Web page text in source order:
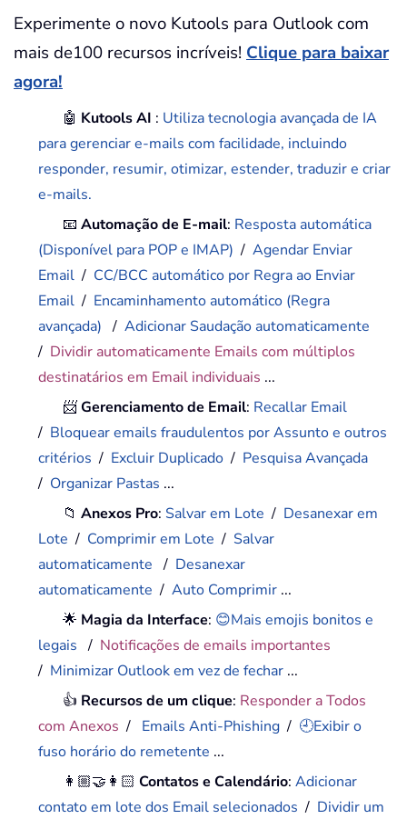
Experimente o novo Kutools para Outlook com
mais de100 recursos incríveis! Clique para baixar
agora!
🤖 Kutools AI : Utiliza tecnologia avançada de IA
para gerenciar e-mails com facilidade, incluindo
responder, resumir, otimizar, estender, traduzir e criar
e-mails.
📧Automação de E-mail: Resposta automática
(Disponível para POP e IMAP) /Agendar Enviar
Email / CC/BCC automático por Regra ao Enviar
Email / Encaminhamento automático (Regra
avançada) /Adicionar Saudação automaticamente
/ Dividir automaticamente Emails com múltiplos
destinatários em Email individuais ...
📨Gerenciamento de Email: Recallar Email
/ Bloquear emails fraudulentos por Assunto e outros
critérios / Excluir Duplicado / Pesquisa Avançada
/ Organizar Pastas ...
📁Anexos Pro: Salvar em Lote / Desanexar em
Lote / Comprimir em Lote / Salvar
automaticamente / Desanexar
automaticamente /Auto Comprimir ...
🌟 Magia da Interface: 😊Mais emojis bonitos e
legais / Notificações de emails importantes
/ Minimizar Outlook em vez de fechar ...
👍 Recursos de um clique: Responder a Todos
com Anexos / Emails Anti-Phishing / 🕘Exibir o
fuso horário do remetente ...
👩🏼‍🤝‍👩🏻Contatos e Calendário:Adicionar
contato em lote dos Email selecionados / Dividir um